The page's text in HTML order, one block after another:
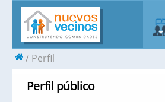
Perfil
Perfil público